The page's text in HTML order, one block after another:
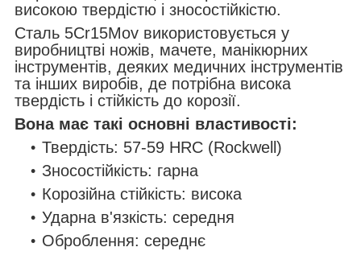
високою твердістю і зносостійкістю.
Сталь 5Cr15Mov використовується у
виробництві ножів, мачете, манікюрних
інструментів, деяких медичних інструментів
та інших виробів, де потрібна висока
твердість і стійкість до корозії.
Вона має такі основні властивості:
Твердість: 57-59 HRC (Rockwell)
Зносостійкість: гарна
Корозійна стійкість: висока
Ударна в'язкість: середня
Оброблення: середнє